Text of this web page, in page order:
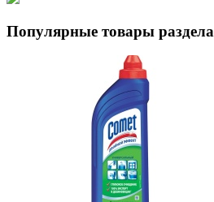
Популярные товары раздела